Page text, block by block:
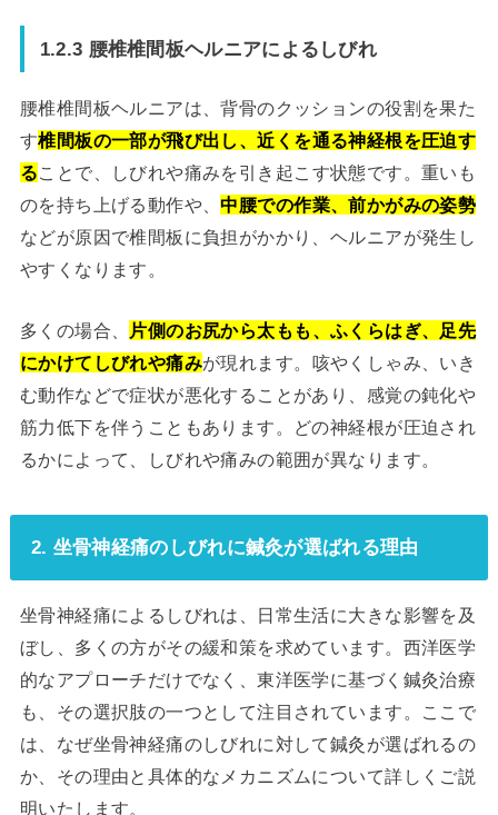
1.2.3 腰椎椎間板ヘルニアによるしびれ
腰椎椎間板ヘルニアは、背骨のクッションの役割を果た
す椎間板の一部が飛び出し、近くを通る神経根を圧迫す
る ことで、しびれや痛みを引き起こす状態です。重いも
のを持ち上げる動作や、中腰での作業、前かがみの姿勢
などが原因で椎間板に負担がかかり、ヘルニアが発生し
やすくなります。
多くの場合、
片側のお尻から太もも、ふくらはぎ、足先
にかけてしびれや痛みが現れます。咳やくしゃみ、いき
む動作などで症状が悪化することがあり、感覚の鈍化や
筋力低下を伴うこともあります。どの神経根が圧迫され
るかによって、しびれや痛みの範囲が異なります。
2. 坐骨神経痛のしびれに鍼灸が選ばれる理由
坐骨神経痛によるしびれは、日常生活に大きな影響を及
ぼし、多くの方がその緩和策を求めています。西洋医学
的なアプローチだけでなく、東洋医学に基づく鍼灸治療
も、その選択肢の一つとして注目されています。ここで
は、なぜ坐骨神経痛のしびれに対して鍼灸が選ばれるの
か、その理由と具体的なメカニズムについて詳しくご説
明いたします。